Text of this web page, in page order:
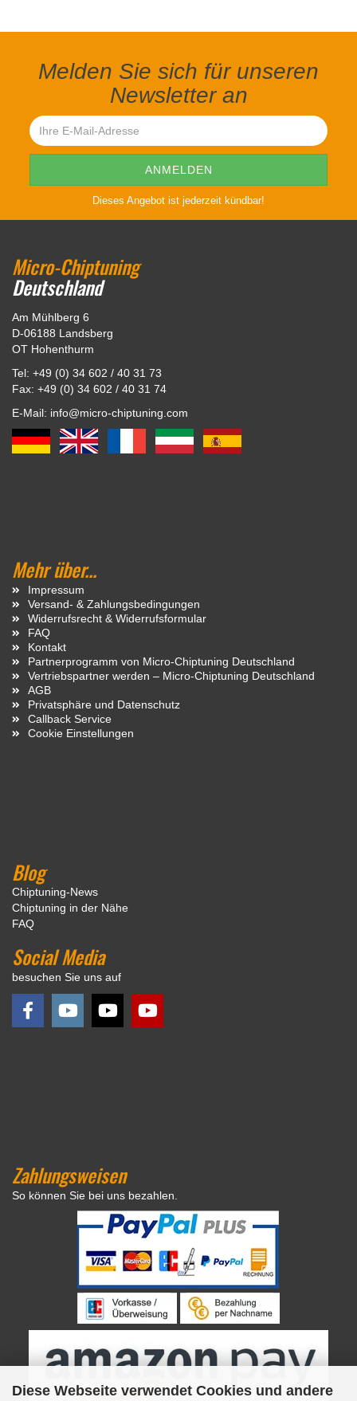
Diese Webseite verwendet Cookies und andere
Melden Sie sich für unseren
Newsletter an
Dieses Angebot ist jederzeit kündbar!
Micro-Chiptuning
Deutschland
Am Mühlberg 6
D-06188 Landsberg
OT Hohenthurm
Tel: +49 (0) 34 602 / 40 31 73
Fax: +49 (0) 34 602 / 40 31 74
E-Mail: info@micro-chiptuning.com
Mehr über...
Impressum
Versand- & Zahlungsbedingungen
Widerrufsrecht & Widerrufsformular
FAQ
Kontakt
Partnerprogramm von Micro-Chiptuning Deutschland
Vertriebspartner werden – Micro-Chiptuning Deutschland
AGB
Privatsphäre und Datenschutz
Callback Service
Cookie Einstellungen
Blog
Chiptuning-News
Chiptuning in der Nähe
FAQ
Social Media
besuchen Sie uns auf
Zahlungsweisen
So können Sie bei uns bezahlen.